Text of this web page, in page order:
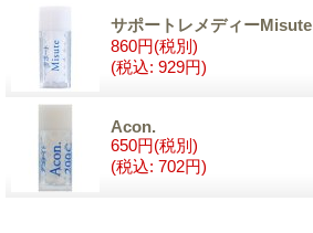
サポートレメディーMisute
860円(税別)
(税込: 929円)
Acon.
650円(税別)
(税込: 702円)